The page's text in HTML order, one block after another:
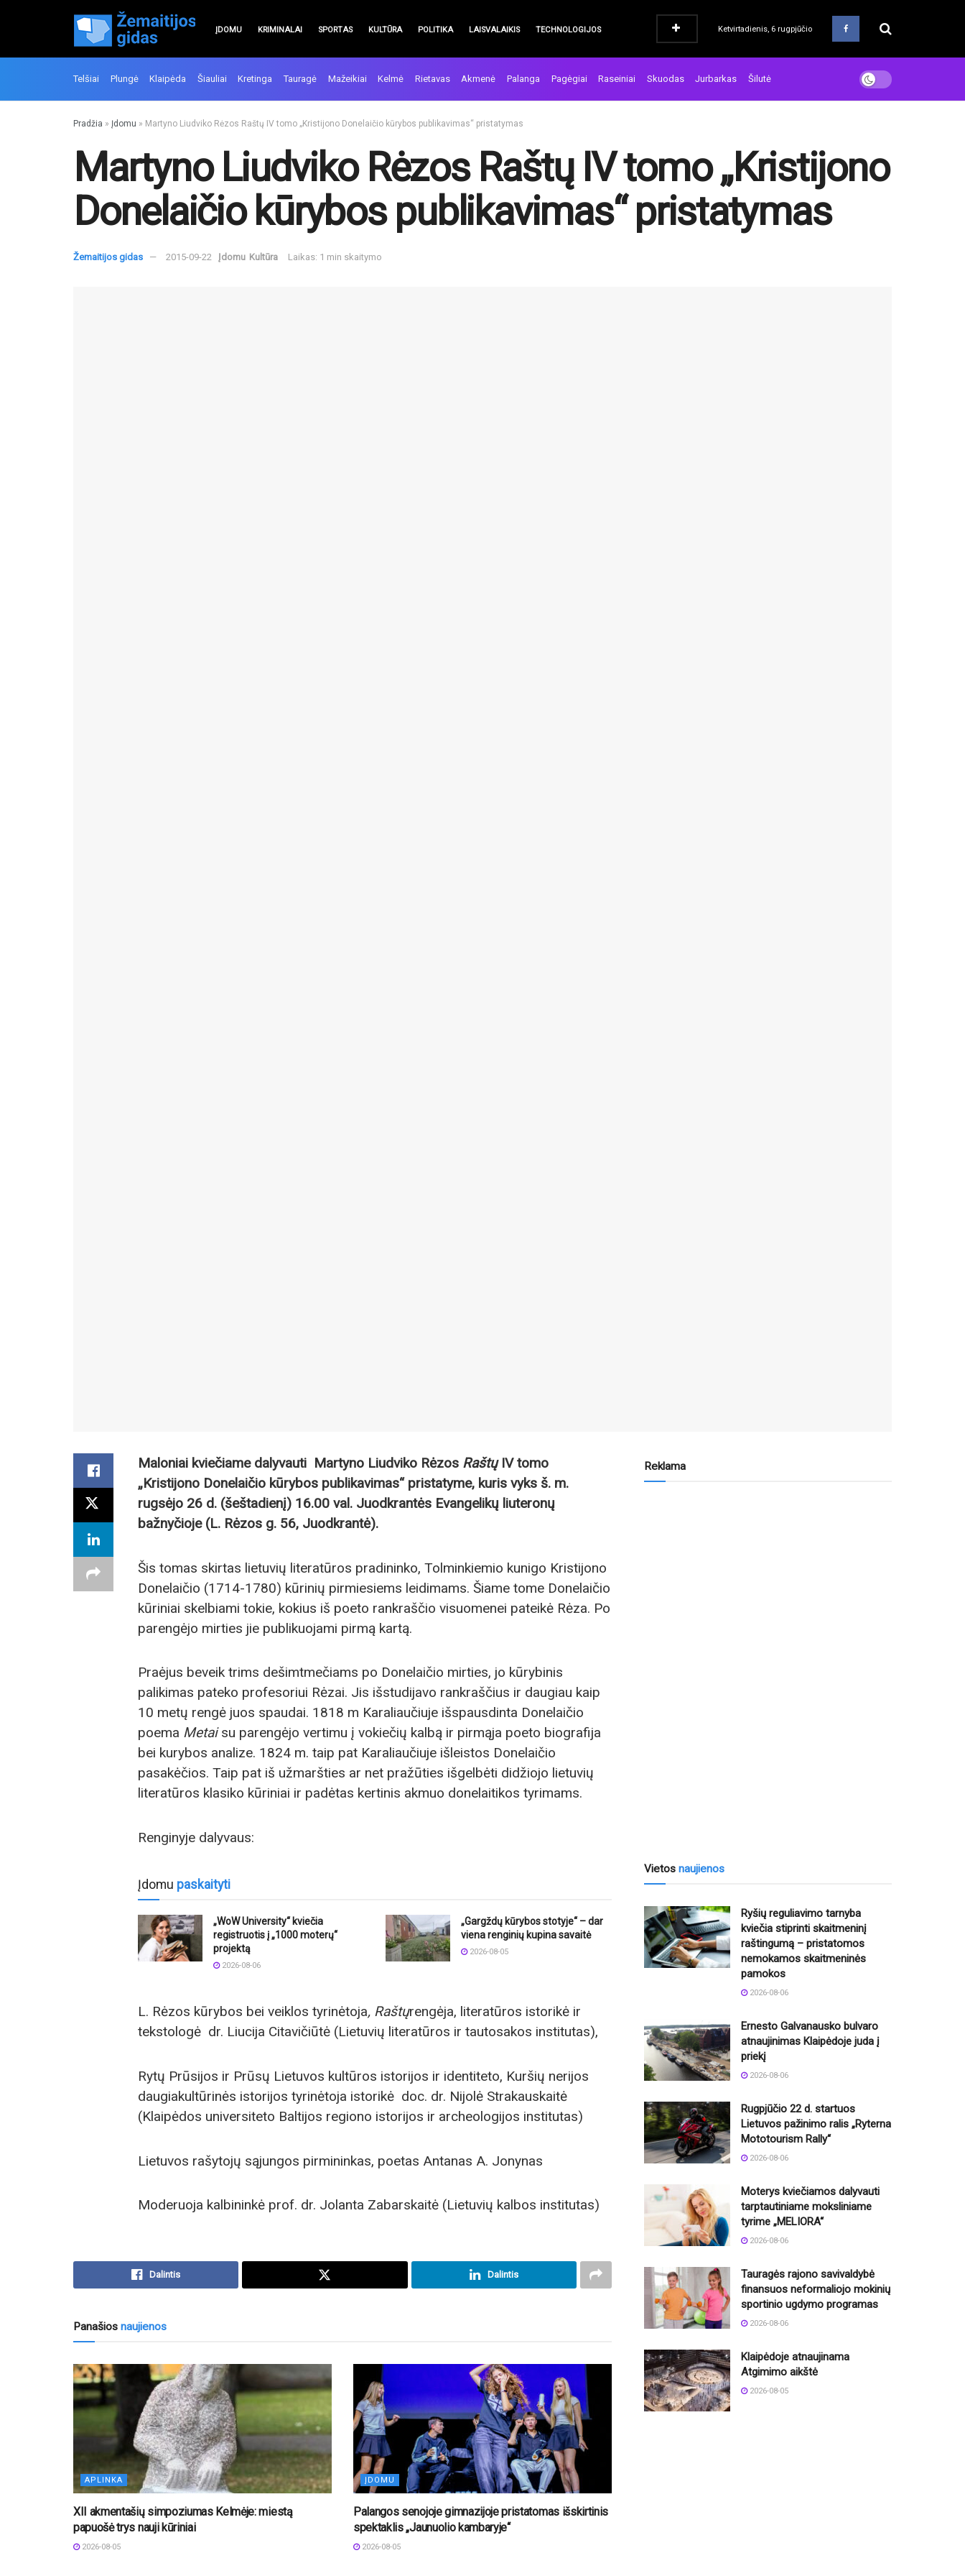
ĮDOMU KRIMINALAI SPORTAS KULTŪRA POLITIKA LAISVALAIKIS TECHNOLOGIJOS Ketvirtadienis, 6 rugpjūčio
Telšiai Plungė Klaipėda Šiauliai Kretinga Tauragė Mažeikiai Kelmė Rietavas Akmenė Palanga Pagėgiai Raseiniai Skuodas Jurbarkas Šilutė
Pradžia » Įdomu » Martyno Liudviko Rėzos Raštų IV tomo „Kristijono Donelaičio kūrybos publikavimas“ pristatymas
Martyno Liudviko Rėzos Raštų IV tomo „Kristijono
Donelaičio kūrybos publikavimas“ pristatymas
Žemaitijos gidas 2015-09-22 Įdomu Kultūra Laikas: 1 min skaitymo
Maloniai kviečiame dalyvauti Martyno Liudviko Rėzos RaštųIV tomo
„Kristijono Donelaičio kūrybos publikavimas“ pristatyme, kuris vyks š. m.
rugsėjo 26 d. (šeštadienį) 16.00 val. Juodkrantės Evangelikų liuteronų
bažnyčioje (L. Rėzos g. 56, Juodkrantė).
Šis tomas skirtas lietuvių literatūros pradininko, Tolminkiemio kunigo Kristijono
Donelaičio (1714-1780) kūrinių pirmiesiems leidimams. Šiame tome Donelaičio
kūriniai skelbiami tokie, kokius iš poeto rankraščio visuomenei pateikė Rėza. Po
parengėjo mirties jie publikuojami pirmą kartą.
Praėjus beveik trims dešimtmečiams po Donelaičio mirties, jo kūrybinis
palikimas pateko profesoriui Rėzai. Jis išstudijavo rankraščius ir daugiau kaip
10 metų rengė juos spaudai. 1818 m Karaliaučiuje išspausdinta Donelaičio
poema Metaisu parengėjo vertimu į vokiečių kalbą ir pirmąja poeto biografija
bei kurybos analize. 1824 m. taip pat Karaliaučiuje išleistos Donelaičio
pasakėčios. Taip pat iš užmaršties ar net pražūties išgelbėti didžiojo lietuvių
literatūros klasiko kūriniai ir padėtas kertinis akmuo donelaitikos tyrimams.
Renginyje dalyvaus:
Įdomu paskaityti
„WoW University“ kviečia
registruotis į „1000 moterų“
projektą
2026-08-06
„Gargždų kūrybos stotyje“ – dar
viena renginių kupina savaitė
2026-08-05
L. Rėzos kūrybos bei veiklos tyrinėtoja, Raštųrengėja, literatūros istorikė ir
tekstologė dr. Liucija Citavičiūtė (Lietuvių literatūros ir tautosakos institutas),
Rytų Prūsijos ir Prūsų Lietuvos kultūros istorijos ir identiteto, Kuršių nerijos
daugiakultūrinės istorijos tyrinėtoja istorikė doc. dr. Nijolė Strakauskaitė
(Klaipėdos universiteto Baltijos regiono istorijos ir archeologijos institutas)
Lietuvos rašytojų sąjungos pirmininkas, poetas Antanas A. Jonynas
Moderuoja kalbininkė prof. dr. Jolanta Zabarskaitė (Lietuvių kalbos institutas)
Dalintis Dalintis
Panašios naujienos
APLINKA
XII akmentašių simpoziumas Kelmėje: miestą
papuošė trys nauji kūriniai
2026-08-05
ĮDOMU
Palangos senojoje gimnazijoje pristatomas išskirtinis
spektaklis „Jaunuolio kambaryje“
2026-08-05
Reklama
Vietos naujienos
Ryšių reguliavimo tarnyba
kviečia stiprinti skaitmeninį
raštingumą – pristatomos
nemokamos skaitmeninės
pamokos
2026-08-06
Ernesto Galvanausko bulvaro
atnaujinimas Klaipėdoje juda į
priekį
2026-08-06
Rugpjūčio 22 d. startuos
Lietuvos pažinimo ralis „Ryterna
Mototourism Rally“
2026-08-06
Moterys kviečiamos dalyvauti
tarptautiniame moksliniame
tyrime „MELIORA“
2026-08-06
Tauragės rajono savivaldybė
finansuos neformaliojo mokinių
sportinio ugdymo programas
2026-08-06
Klaipėdoje atnaujinama
Atgimimo aikštė
2026-08-05